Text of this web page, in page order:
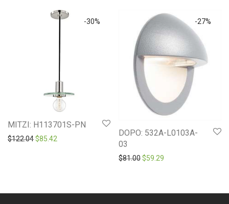
-30%
MITZI: H113701S-PN
$122.04Original price was: $122.04.
$85.42 Current price is: $85.42.
-27%
DOPO: 532A-L0103A-
03
$81.00Original price was: $81.00.
$59.29